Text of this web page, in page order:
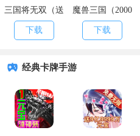
三国将无双（送
充值永抽）
下载
魔兽三国（2000
欧皇抽）
下载
经典卡牌手游